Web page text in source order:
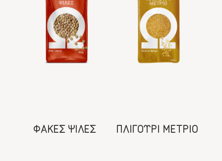
ΦΑΚΕΣ ΨΙΛΕΣ ΠΛΙΓΟΥΡΙ ΜΕΤΡΙΟ